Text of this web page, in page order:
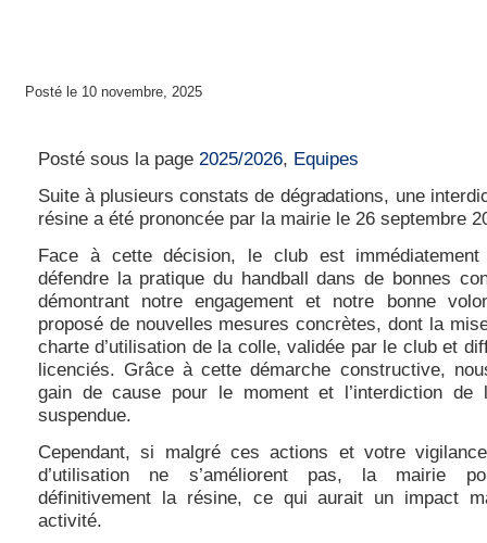
Posté le 10 novembre, 2025
Posté sous la page 2025/2026, Equipes
Suite à plusieurs constats de dégradations, une
résine a été prononcée par la mairie le 26 septembre
Face à cette décision, le club est immédiatement
défendre la pratique du handball dans de bonnes
démontrant notre engagement et notre bonne
proposé de nouvelles mesures concrètes, dont la
charte d’utilisation de la colle, validée par le club et
licenciés. Grâce à cette démarche constructive,
gain de cause pour le moment et l’interdiction
suspendue.
Cependant, si malgré ces actions et votre
d’utilisation ne s’améliorent pas, la mairie
définitivement la résine, ce qui aurait un impact
activité.